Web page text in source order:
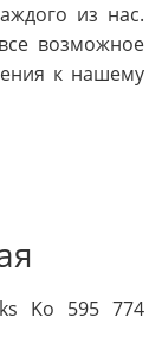
из нас.
возможное
к нашему
Ko 595 774